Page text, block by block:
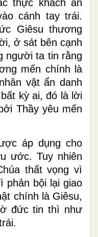
thực khách ăn
cánh tay trái.
Giêsu thương
ở sát bên cạnh
người ta tin rằng
mến chính là
vật ẩn danh
kỳ ai, đó là lời
Thầy yêu mến
áp dụng cho
ước. Tuy nhiên
thất vọng vì
phản bội lại giao
chính là Giêsu,
đức tin thì như